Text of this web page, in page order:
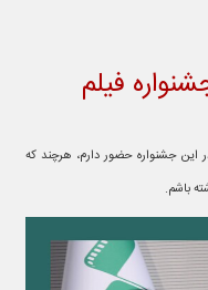
فیلم
این جشنواره حضور دارم، هرچند که
باشم.